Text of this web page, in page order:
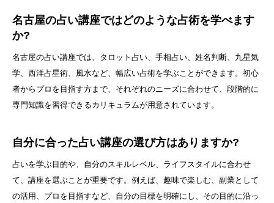
名古屋の占い講座ではどのような占術を学べます
か?
名古屋の占い講座では、タロット占い、手相占い、姓名判断、九星気
学、西洋占星術、風水など、幅広い占術を学ぶことができます。初心
者からプロを目指す方まで、それぞれのニーズに合わせて、段階的に
専門知識を習得できるカリキュラムが用意されています。
自分に合った占い講座の選び方はありますか?
占いを学ぶ目的や、自分のスキルレベル、ライフスタイルに合わせ
て、講座を選ぶことが重要です。例えば、趣味で楽しむ、副業として
の活用、プロを目指すなど、自分の目標を明確にし、その目的に沿っ